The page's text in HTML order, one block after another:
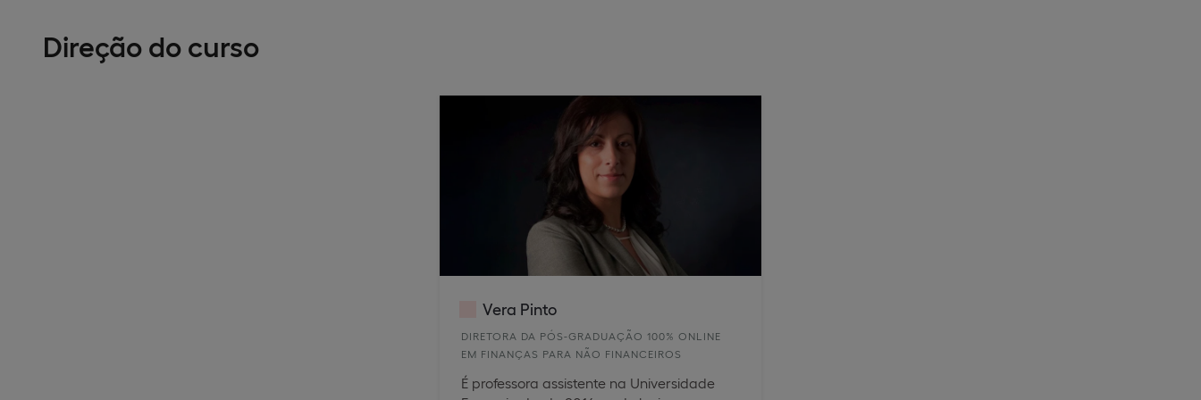
Direção do curso
Vera Pinto
DIRETORA DA PÓS-GRADUAÇÃO 100% ONLINE
EM FINANÇAS PARA NÃO FINANCEIROS
É professora assistente na Universidade